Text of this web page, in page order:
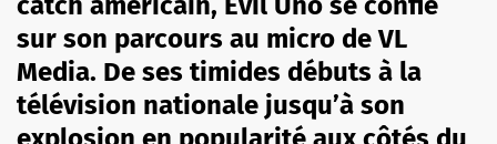
sur son parcours au micro de VL
Media. De ses timides débuts à la
télévision nationale jusqu’à son